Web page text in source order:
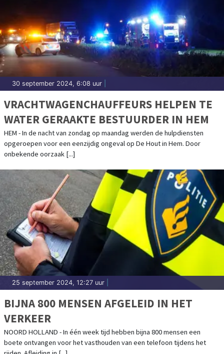
30 september 2024, 6:08 uur
VRACHTWAGENCHAUFFEURS HELPEN TE
WATER GERAAKTE BESTUURDER IN HEM
HEM - In de nacht van zondag op maandag werden de hulpdiensten
opgeroepen voor een eenzijdig ongeval op De Hout in Hem. Door
onbekende oorzaak [...]
25 september 2024, 12:27 uur
BIJNA 800 MENSEN AFGELEID IN HET
VERKEER
NOORD HOLLAND - In één week tijd hebben bijna 800 mensen een
boete ontvangen voor het vasthouden van een telefoon tijdens het